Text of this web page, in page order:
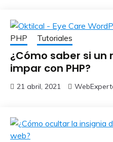
PHP Tutoriales
¿Cómo saber si un
impar con PHP?
21 abril, 2021